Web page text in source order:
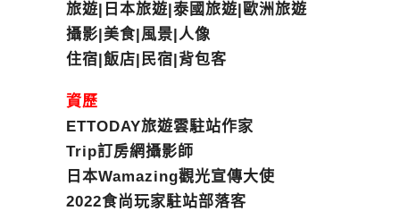
旅遊|日本旅遊|泰國旅遊|歐洲旅遊
攝影|美食|風景|人像
住宿|飯店|民宿|背包客
資歷
ETTODAY旅遊雲駐站作家
Trip訂房網攝影師
日本Wamazing觀光宣傳大使
2022食尚玩家駐站部落客